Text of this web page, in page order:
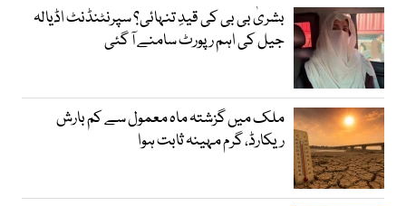
بشریٰ بی بی کی قیدِ تنہائی؟ سپرنٹنڈنٹ اڈیالہ
جیل کی اہم رپورٹ سامنے آ گئی
ملک میں گزشتہ ماہ معمول سے کم بارش
ریکارڈ، گرم مہینہ ثابت ہوا